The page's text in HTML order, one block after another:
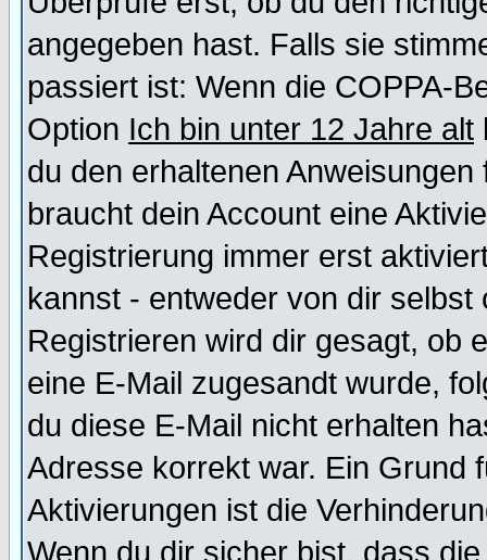
angegeben hast. Falls sie
passiert ist: Wenn die COPPA-
Option Ich bin unter 12 Jahre alt
du den erhaltenen
braucht dein Account eine
Registrierung immer erst
kannst - entweder von dir selbst
Registrieren wird dir gesagt, ob
eine E-Mail zugesandt wurde,
du diese E-Mail nicht erhalten
Adresse korrekt war. Ein Grund
Aktivierungen ist die
Wenn du dir sicher bist, dass